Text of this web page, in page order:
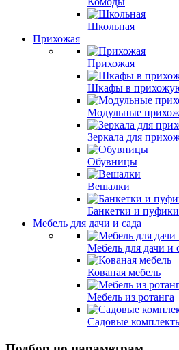
Школьная
Прихожая
Прихожая
Шкафы в
Модульные
Зеркала для
Обувницы
Вешалки
Банкетки и
Мебель для дачи и сада
Мебель для дачи и
Кованая мебель
Мебель из ротанга
Садовые